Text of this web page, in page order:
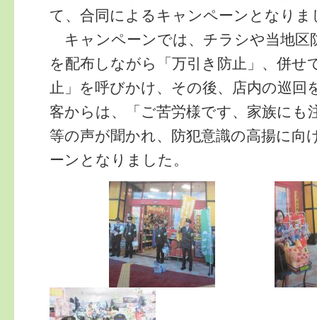
て、合同によるキャンペーンとなりま
キャンペーンでは、チラシや当地区
を配布しながら「万引き防止」、併せ
止」を呼びかけ、その後、店内の巡回
客からは、「ご苦労様です、家族にも
等の声が聞かれ、防犯意識の高揚に向
ーンとなりました。